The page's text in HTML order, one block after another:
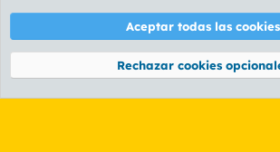
Términos y reglas Política de
Community platform by XenForo® © 2010-2026
Aceptar todas las cookies
Rechazar cookies